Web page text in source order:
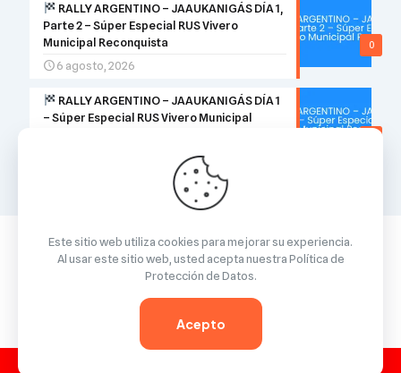
0
RALLY ARGENTINO – JAAUKANIGÁS DÍA 1,
Parte 2 – Súper Especial RUS Vivero
Municipal Reconquista
6 agosto, 2026
RALLY ARGENTINO – JAAUKANIGÁS DÍA 1
– Súper Especial RUS Vivero Municipal
Powered by
WordPress
Este sitio web utiliza cookies para mejorar su experiencia.
Al usar este sitio web, usted acepta nuestraPolítica de
Protección de Datos.
Acepto